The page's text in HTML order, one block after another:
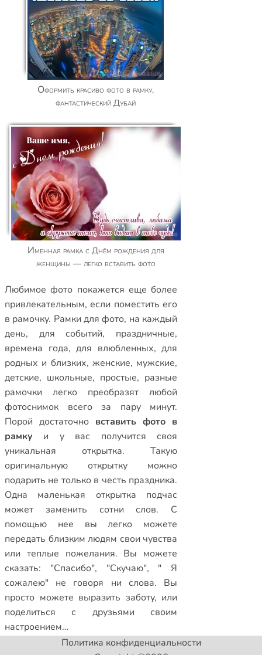
Оформить красиво фото в рамку,
фантастический Дубай
Именная рамка с Днём рождения для
женщины — легко вставить фото
Любимое фото покажется еще более
привлекательным, если поместить его
в рамочку. Рамки для фото, на каждый
день, для событий, праздничные,
времена года,для влюбленных,для
родных и близких, женские, мужские,
детские, школьные, простые, разные
рамочки легко преобразят любой
фотоснимок всего за пару минут.
Порой достаточно вставить фото в
рамку и у вас получится своя
уникальная открытка. Такую
оригинальную открытку можно
подарить не только в честь праздника.
Одна маленькая открытка подчас
может заменить сотни слов. С
помощью нее вы легко можете
передать близким людям свои чувства
или теплые пожелания. Вы можете
сказать: "Спасибо", "Скучаю", " Я
сожалею" не говоря ни слова. Вы
просто можете выразить заботу, или
поделиться с друзьями своим
настроением…
Политика конфиденциальности